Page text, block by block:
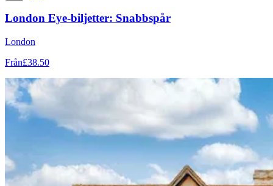
London Eye-biljetter: Snabbspår
London
Från£38.50